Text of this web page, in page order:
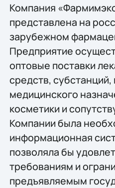
Компания
представлена на
зарубежном
Предприятие
оптовые поставки
средств, субстанций,
медицинского
косметики и
Компании была
информационная
позволяла бы
требованиям и
предъявляемым